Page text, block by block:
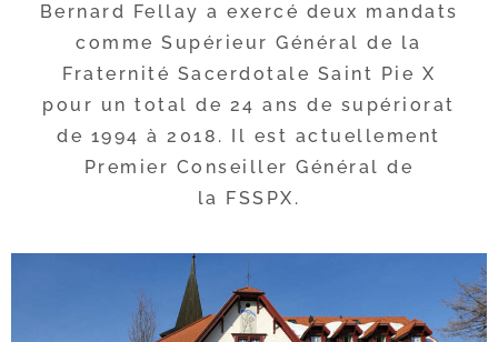
Bernard Fellay a exer­cé deux man­dats
comme Supérieur Général de la
Fraternité Sacerdotale Saint Pie X
pour un total de 24 ans de supé­rio­rat
de 1994 à 2018. Il est actuel­le­ment
Premier Conseiller Général de
la FSSPX.